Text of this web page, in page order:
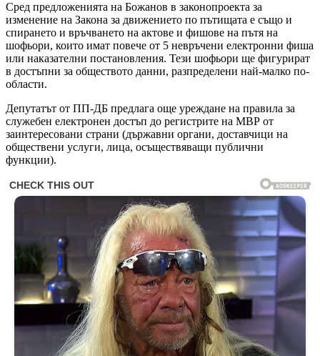
Сред предложенията на Божанов в законопроекта за
изменение на Закона за движението по пътищата е също и
спирането и връчването на актове и фишове на пътя на
шофьори, които имат повече от 5 невръчени електронни фиша
или наказателни постановления. Тези шофьори ще фигурират
в достъпни за обществото данни, разпределени най-малко по-
области.
Депутатът от ПП-ДБ предлага още уреждане на правила за
служебен електронен достъп до регистрите на МВР от
заинтересовани страни (държавни органи, доставчици на
обществени услуги, лица, осъществяващи публични
функции).